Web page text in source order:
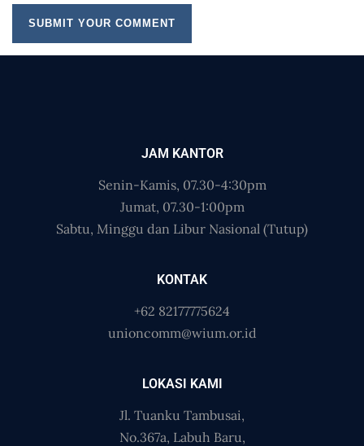
JAM KANTOR
Senin-Kamis, 07.30-4:30pm
Jumat, 07.30-1:00pm
Sabtu, Minggu dan Libur Nasional (Tutup)
KONTAK
+62 82177775624
unioncomm@wium.or.id
LOKASI KAMI
Jl. Tuanku Tambusai,
No.367a, Labuh Baru,